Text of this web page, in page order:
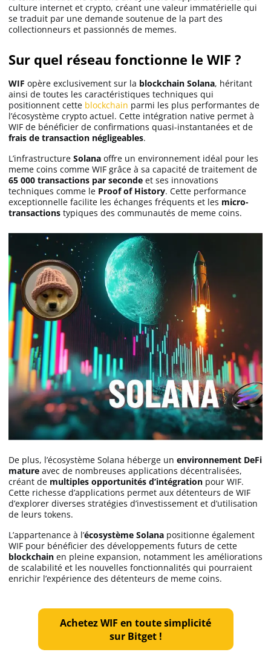
culture internet et crypto, créant une valeur immatérielle qui
se traduit par une demande soutenue de la part des
collectionneurs et passionnés de memes.
Sur quel réseau fonctionne le WIF ?
WIF opère exclusivement sur la blockchain Solana, héritant
ainsi de toutes les caractéristiques techniques qui
positionnent cette blockchain parmi les plus performantes de
l’écosystème crypto actuel. Cette intégration native permet à
WIF de bénéficier de confirmations quasi-instantanées et de
frais de transaction négligeables.
L’infrastructure Solana offre un environnement idéal pour les
meme coins comme WIF grâce à sa capacité de traitement de
65 000 transactions par seconde et ses innovations
techniques comme le Proof of History. Cette performance
exceptionnelle facilite les échanges fréquents et les micro-
transactions typiques des communautés de meme coins.
De plus, l’écosystème Solana héberge un environnement DeFi
mature avec de nombreuses applications décentralisées,
créant de multiples opportunités d’intégration pour WIF.
Cette richesse d’applications permet aux détenteurs de WIF
d’explorer diverses stratégies d’investissement et d’utilisation
de leurs tokens.
L’appartenance à l’écosystème Solana positionne également
WIF pour bénéficier des développements futurs de cette
blockchain en pleine expansion, notamment les améliorations
de scalabilité et les nouvelles fonctionnalités qui pourraient
enrichir l’expérience des détenteurs de meme coins.
Achetez WIF en toute simplicité
sur Bitget !